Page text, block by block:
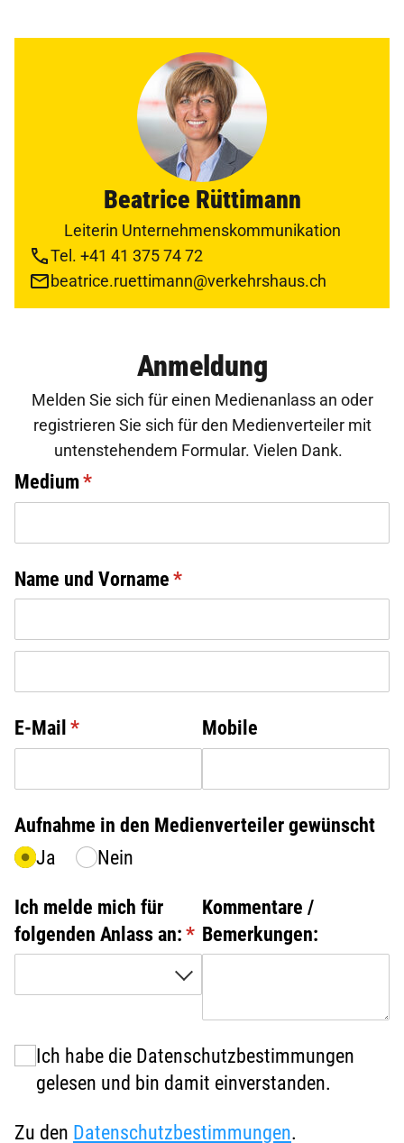
Beatrice Rüttimann
Leiterin Unternehmenskommunikation
Tel. +41 41 375 74 72
beatrice.ruettimann@verkehrshaus.ch
Anmeldung
Melden Sie sich für einen Medienanlass an oder
registrieren Sie sich für den Medienverteiler mit
untenstehendem Formular. Vielen Dank.
Medium*
(erforderlich)
Name und Vorname *
(erforderlich)
E-Mail *
(erforderlich) Mobile
Aufnahme in den Medienverteiler gewünscht
Ja
Nein
Ich melde mich für
folgenden Anlass an: *
(erforderlich)
Kommentare /​
Bemerkungen:
Datenschutzbestimmungen *
(erforderlich)
Ich habe die Datenschutzbestimmungen
gelesen und bin damit einverstanden.
Zu den Datenschutzbestimmungen.